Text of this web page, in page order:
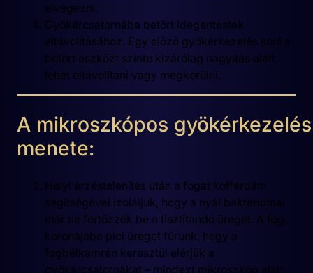
elvégezni.
Gyökércsatornába betört idegentestek
eltávolításához. Egy előző gyökérkezelés során
betört eszközt szinte kizárólag nagyítás alatt
lehet eltávolítani vagy megkerülni.
A mikroszkópos gyökérkezelés
menete:
Helyi érzéstelenítés után a fogat kofferdám
segítségével izoláljuk, hogy a nyál baktériumai
már ne fertőzzék be a tisztítandó üreget. A fog
koronájába pici üreget fúrunk, hogy a
fogbélkamrán keresztül elérjük a
gyökércsatornákat – mindezt mikroszkóp alatt.